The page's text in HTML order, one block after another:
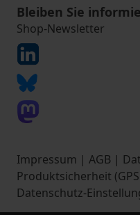
Bleiben Sie
Shop-Newsletter
Impressum | AGB |
Produktsicherheit
Datenschutz-